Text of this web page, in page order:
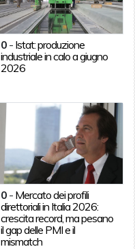
0 - Istat: produzione
industriale in calo a giugno
2026
0 - Mercato dei profili
direttoriali in Italia 2026:
crescita record, ma pesano
il gap delle PMI e il
mismatch